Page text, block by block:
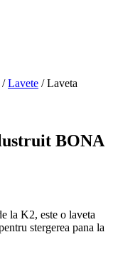
/Lavete / Laveta
BONA
la K2, este o laveta
stergerea pana la